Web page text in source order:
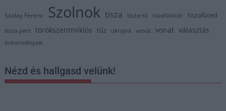
Szalay Ferenc Szolnok tisza tisza-tó tiszaföldvár tiszafüred
tisza part törökszentmiklós tűz ukrajna vasút vonat választás
önkormányzat
Nézd és hallgasd velünk!